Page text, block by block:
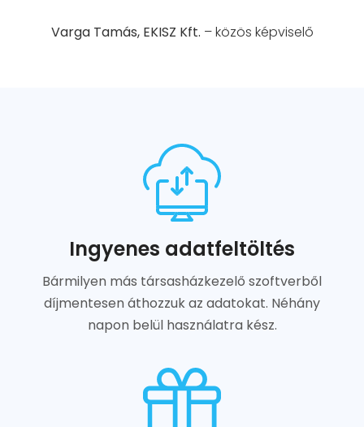
Varga Tamás, EKISZ Kft. – közös képviselő
Ingyenes adatfeltöltés
Bármilyen más társasházkezelő szoftverből
díjmentesen áthozzuk az adatokat. Néhány
napon belül használatra kész.